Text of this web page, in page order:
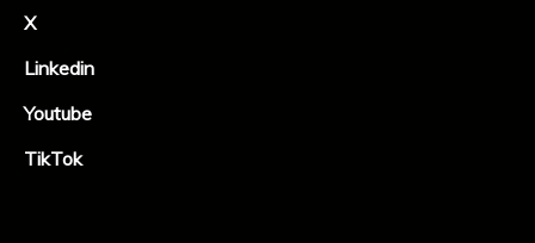
X
Linkedin
Youtube
TikTok